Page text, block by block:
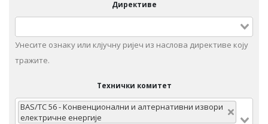
Директиве
Унесите ознаку или клјучну ријеч из наслова директиве коју
тражите.
Технички комитет
BAS/TC 56 - Конвенционални и алтернативни извори
електричне енергије